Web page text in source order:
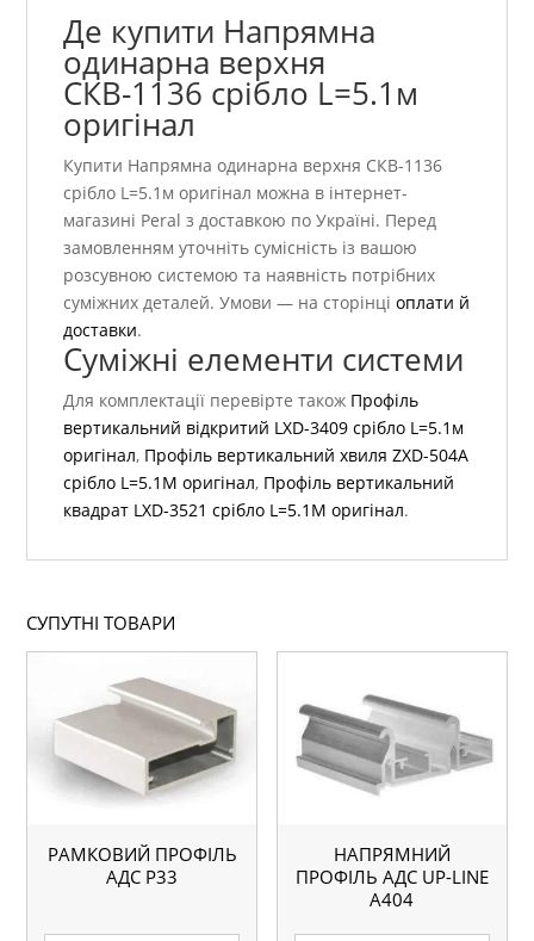
Де купити Напрямна
одинарна верхня
СКВ-1136 срібло L=5.1м
оригінал
Купити Напрямна одинарна верхня СКВ-1136
срібло L=5.1м оригінал можна в інтернет-
магазині Peral з доставкою по Україні. Перед
замовленням уточніть сумісність із вашою
розсувною системою та наявність потрібних
суміжних деталей. Умови — на сторінціоплати й
доставки.
Суміжні елементи системи
Для комплектації перевірте також Профіль
вертикальний відкритий LXD-3409 срібло L=5.1м
оригінал, Профіль вертикальний хвиля ZXD-504A
срібло L=5.1М оригінал, Профіль вертикальний
квадрат LXD-3521 срібло L=5.1М оригінал.
СУПУТНІ ТОВАРИ
РАМКОВИЙ ПРОФІЛЬ
АДС P33
НАПРЯМНИЙ
ПРОФІЛЬ АДС UP-LINE
А404